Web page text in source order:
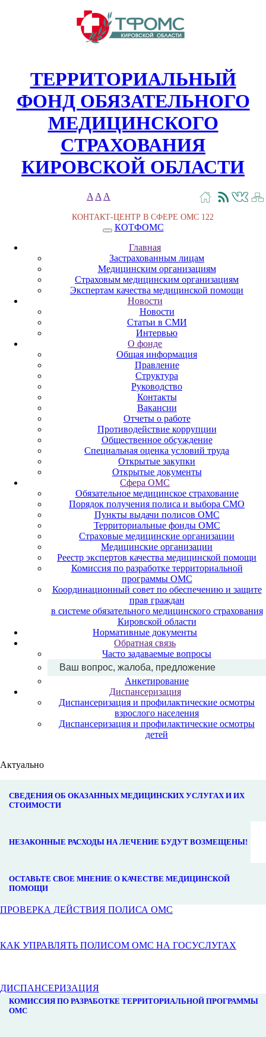
ТЕРРИТОРИАЛЬНЫЙ
ФОНД ОБЯЗАТЕЛЬНОГО
МЕДИЦИНСКОГО
СТРАХОВАНИЯ
КИРОВСКОЙ ОБЛАСТИ
A A A
КОНТАКТ-ЦЕНТР В СФЕРЕ ОМС 122
КОТФОМС
Главная
Застрахованным лицам
Медицинским организациям
Страховым медицинским организациям
Экспертам качества медицинской помощи
Новости
Новости
Статьи в СМИ
Интервью
О фонде
Общая информация
Правление
Структура
Руководство
Контакты
Вакансии
Отчеты о работе
Противодействие коррупции
Общественное обсуждение
Специальная оценка условий труда
Открытые закупки
Открытые документы
Сфера ОМС
Обязательное медицинское страхование
Порядок получения полиса и выбора СМО
Пункты выдачи полисов ОМС
Территориальные фонды ОМС
Страховые медицинские организации
Медицинские организации
Реестр экспертов качества медицинской помощи
Комиссия по разработке территориальной
программы ОМС
Координационный совет по обеспечению и защите
прав граждан
в системе обязательного медицинского страхования
Кировской области
Нормативные документы
Обратная связь
Часто задаваемые вопросы
Ваш вопрос, жалоба, предложение
Анкетирование
Диспансеризация
Диспансеризация и профилактические осмотры
взрослого населения
Диспансеризация и профилактические осмотры
детей
Актуально
СВЕДЕНИЯ ОБ ОКАЗАННЫХ МЕДИЦИНСКИХ УСЛУГАХ И ИХ
СТОИМОСТИ
НЕЗАКОННЫЕ РАСХОДЫ НА ЛЕЧЕНИЕ БУДУТ ВОЗМЕЩЕНЫ!
ОСТАВЬТЕ СВОЕ МНЕНИЕ О КАЧЕСТВЕ МЕДИЦИНСКОЙ
ПОМОЩИ
ПРОВЕРКА ДЕЙСТВИЯ ПОЛИСА ОМС
КАК УПРАВЛЯТЬ ПОЛИСОМ ОМС НА ГОСУСЛУГАХ
ДИСПАНСЕРИЗАЦИЯ
КОМИССИЯ ПО РАЗРАБОТКЕ ТЕРРИТОРИАЛЬНОЙ ПРОГРАММЫ
ОМС